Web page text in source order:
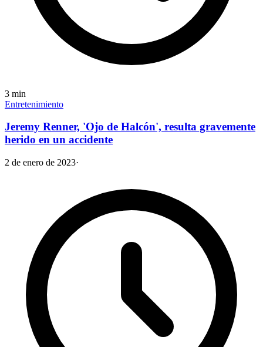
3 min
Entretenimiento
Jeremy Renner, 'Ojo de Halcón', resulta gravemente
herido en un accidente
2 de enero de 2023·